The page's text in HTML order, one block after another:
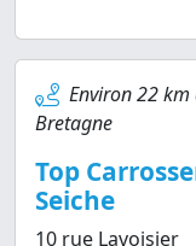
Environ 22 km
Bretagne
Top
Seiche
10 rue Lavoisier